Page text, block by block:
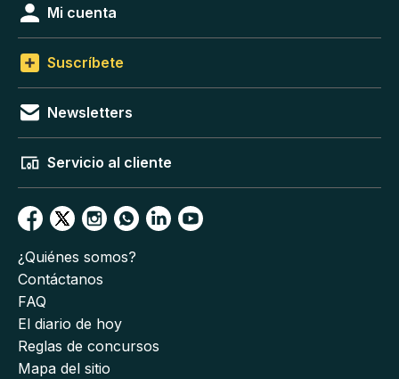
Mi cuenta
Suscríbete
Newsletters
Servicio al cliente
¿Quiénes somos?
Contáctanos
FAQ
El diario de hoy
Reglas de concursos
Mapa del sitio